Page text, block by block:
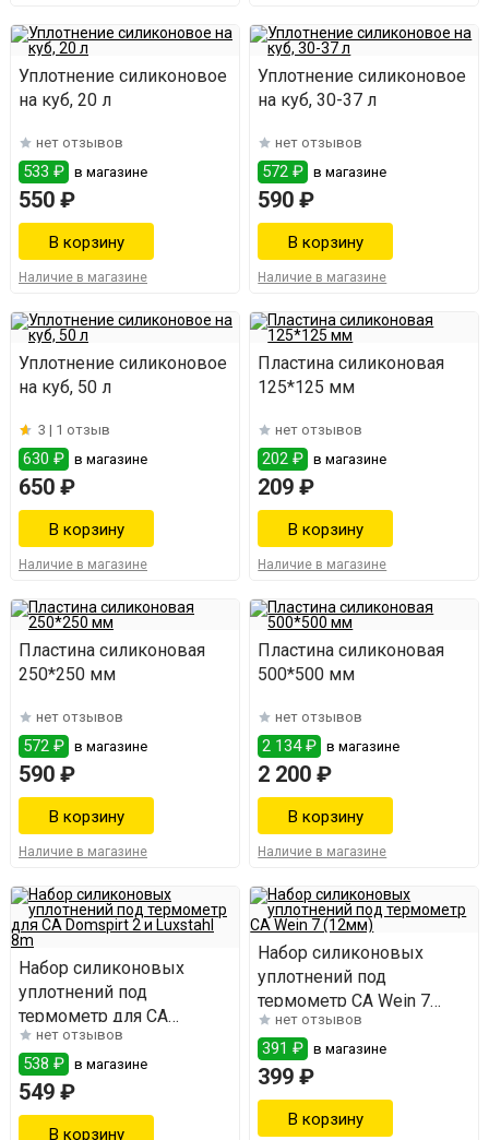
Уплотнение силиконовое
на куб, 20 л
нет отзывов
533 ₽ в магазине
550 ₽
Наличие в магазине
Уплотнение силиконовое
на куб, 30-37 л
нет отзывов
572 ₽ в магазине
590 ₽
Наличие в магазине
Уплотнение силиконовое
на куб, 50 л
3 | 1 отзыв
630 ₽ в магазине
650 ₽
Наличие в магазине
Пластина силиконовая
125*125 мм
нет отзывов
202 ₽ в магазине
209 ₽
Наличие в магазине
Пластина силиконовая
250*250 мм
нет отзывов
572 ₽ в магазине
590 ₽
Наличие в магазине
Пластина силиконовая
500*500 мм
нет отзывов
2 134 ₽ в магазине
2 200 ₽
Наличие в магазине
Набор силиконовых
уплотнений под
термометр для СА
Domspirt 2 и Luxstahl 8m
нет отзывов
538 ₽ в магазине
549 ₽
Набор силиконовых
уплотнений под
термометр СА Wein 7
(12мм)
нет отзывов
391 ₽ в магазине
399 ₽